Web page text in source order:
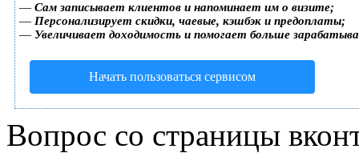
— Сам записывает клиентов и напоминает им о визите;
— Персонализирует скидки, чаевые, кэшбэк и предоплаты;
— Увеличивает доходимость и помогает больше
Начать пользоваться сервисом
Вопрос со страницы